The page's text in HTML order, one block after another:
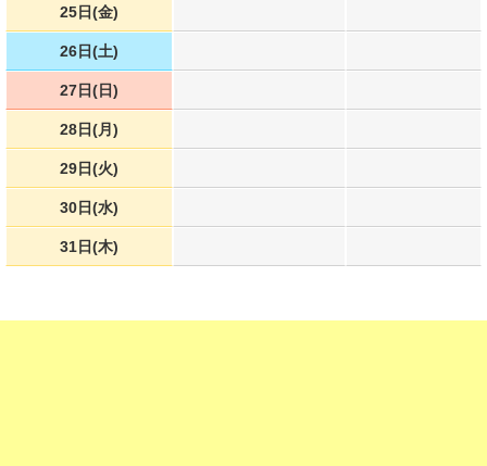
25日(金)
26日(土)
27日(日)
28日(月)
29日(火)
30日(水)
31日(木)